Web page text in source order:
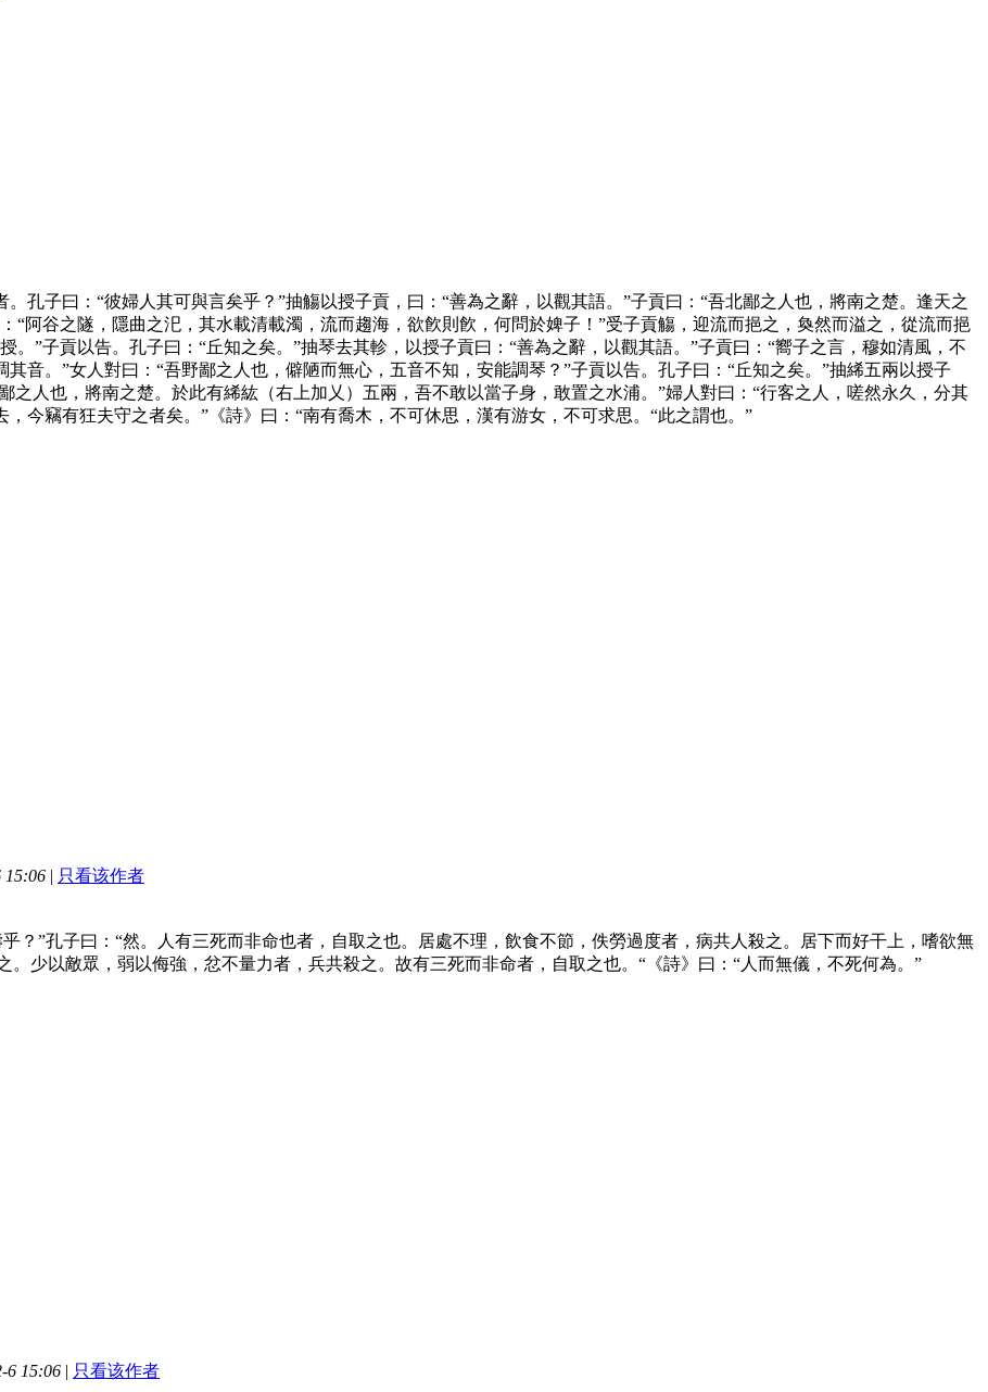
孔子曰：“彼婦人其可與言矣乎？”抽觴以授子貢，曰：“善為之辭，以觀其語。”子貢曰：“吾北鄙之人也，將南之楚。逢天之
“阿谷之隧，隱曲之汜，其水載清載濁，流而趨海，欲飮則飮，何問於婢子！”受子貢觴，迎流而挹之，奐然而溢之，從流而挹
。”子貢以告。孔子曰：“丘知之矣。”抽琴去其軫，以授子貢曰：“善為之辭，以觀其語。”子貢曰：“嚮子之言，穆如清風，不
音。”女人對曰：“吾野鄙之人也，僻陋而無心，五音不知，安能調琴？”子貢以告。孔子曰：“丘知之矣。”抽絺五兩以授子
之人也，將南之楚。於此有絺紘（右上加乂）五兩，吾不敢以當子身，敢置之水浦。”婦人對曰：“行客之人，嗟然永久，分其
今竊有狂夫守之者矣。”《詩》曰：“南有喬木，不可休思，漢有游女，不可求思。“此之謂也。”
15:06 | 只看该作者
？”孔子曰：“然。人有三死而非命也者，自取之也。居處不理，飲食不節，佚勞過度者，病共人殺之。居下而好干上，嗜欲無
。少以敵眾，弱以侮強，忿不量力者，兵共殺之。故有三死而非命者，自取之也。“《詩》曰：“人而無儀，不死何為。”
6 15:06 | 只看该作者